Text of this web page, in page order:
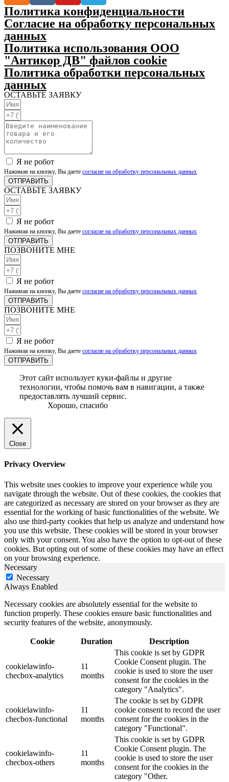
Политика конфиденциальности
Согласие на обработку персональных
данных
Политика использования ООО
"Антикор ДВ" файлов cookie
Политика обработки персональных
данных
ОСТАВЬТЕ ЗАЯВКУ
Я не робот
Нажимая на кнопку, Вы даете согласие на обработку персональных данных
ОТПРАВИТЬ
ОСТАВЬТЕ ЗАЯВКУ
Я не робот
Нажимая на кнопку, Вы даете согласие на обработку персональных данных
ОТПРАВИТЬ
ПОЗВОНИТЕ МНЕ
Я не робот
Нажимая на кнопку, Вы даете согласие на обработку персональных данных
ОТПРАВИТЬ
ПОЗВОНИТЕ МНЕ
Я не робот
Нажимая на кнопку, Вы даете согласие на обработку персональных данных
ОТПРАВИТЬ
Этот сайт использует куки-файлы и другие
технологии, чтобы помочь вам в навигации, а также
предоставлять лучший сервис.
Хорошо, спасибо
Close
Privacy Overview
This website uses cookies to improve your experience while you
navigate through the website. Out of these cookies, the cookies that
are categorized as necessary are stored on your browser as they are
essential for the working of basic functionalities of the website. We
also use third-party cookies that help us analyze and understand how
you use this website. These cookies will be stored in your browser
only with your consent. You also have the option to opt-out of these
cookies. But opting out of some of these cookies may have an effect
on your browsing experience.
Necessary
Necessary
Always Enabled
Necessary cookies are absolutely essential for the website to
function properly. These cookies ensure basic functionalities and
security features of the website, anonymously.
Cookie Duration Description
cookielawinfo-
checbox-analytics
11
months
This cookie is set by GDPR
Cookie Consent plugin. The
cookie is used to store the user
consent for the cookies in the
category "Analytics".
cookielawinfo-
checbox-functional
11
months
The cookie is set by GDPR
cookie consent to record the user
consent for the cookies in the
category "Functional".
cookielawinfo-
checbox-others
11
months
This cookie is set by GDPR
Cookie Consent plugin. The
cookie is used to store the user
consent for the cookies in the
category "Other.